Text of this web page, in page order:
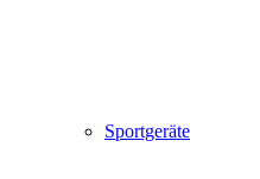
Sportgeräte